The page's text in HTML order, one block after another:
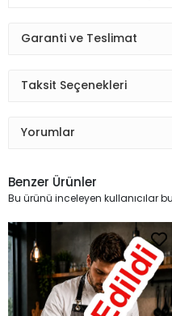
Garanti ve Teslimat
Taksit Seçenekleri
Yorumlar
Benzer Ürünler
Bu ürünü inceleyen kullanıcılar